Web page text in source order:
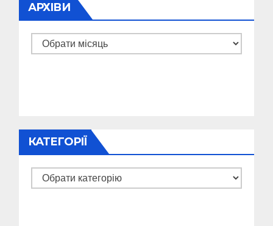
АРХІВИ
Архіви
КАТЕГОРІЇ
Категорії